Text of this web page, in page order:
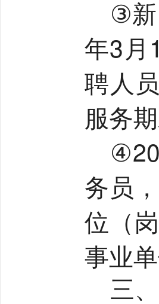
③
年3月
聘人
服务
务员
位（
事业
三